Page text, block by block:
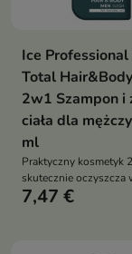
Ice Professional
Total
2w1 Szampon i
ciała dla
ml
Praktyczny kosmetyk
skutecznie oczyszcza
skórę ciała podczas
7,47 €